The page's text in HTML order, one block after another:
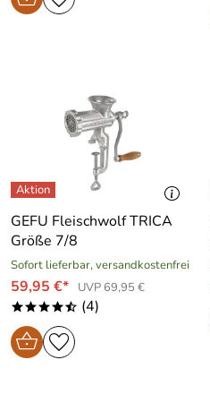
GEFU Fleischwolf TRICA
Größe 7/8
Sofort lieferbar, versandkostenfrei
59,95 €* UVP 69,95 €
****/ (4)